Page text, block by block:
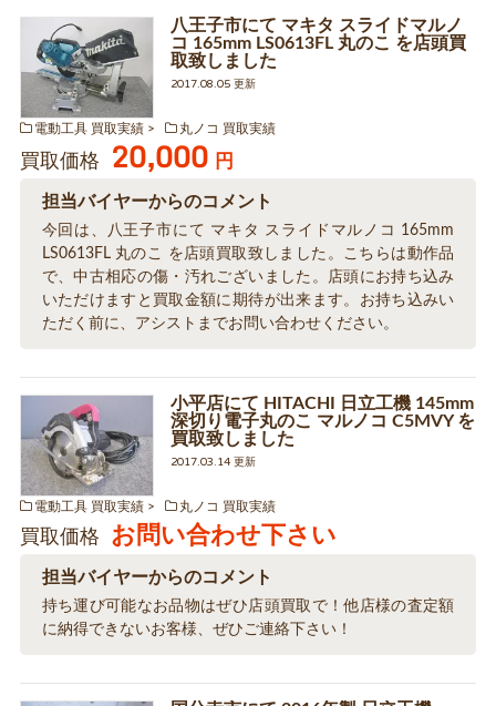
八王子市にて マキタ スライドマルノ
コ 165mm LS0613FL 丸のこ を店頭買
取致しました
2017.08.05 更新
電動工具 買取実績 丸ノコ 買取実績
買取価格 20,000 円
担当バイヤーからのコメント
今回は、八王子市にて マキタ スライドマルノコ 165mm
LS0613FL 丸のこ を店頭買取致しました。こちらは動作品
で、中古相応の傷・汚れございました。店頭にお持ち込み
いただけますと買取金額に期待が出来ます。お持ち込みい
ただく前に、アシストまでお問い合わせください。
小平店にて HITACHI 日立工機 145mm
深切り電子丸のこ マルノコ C5MVY を
買取致しました
2017.03.14 更新
電動工具 買取実績 丸ノコ 買取実績
買取価格 お問い合わせ下さい
担当バイヤーからのコメント
持ち運び可能なお品物はぜひ店頭買取で！他店様の査定額
に納得できないお客様、ぜひご連絡下さい！